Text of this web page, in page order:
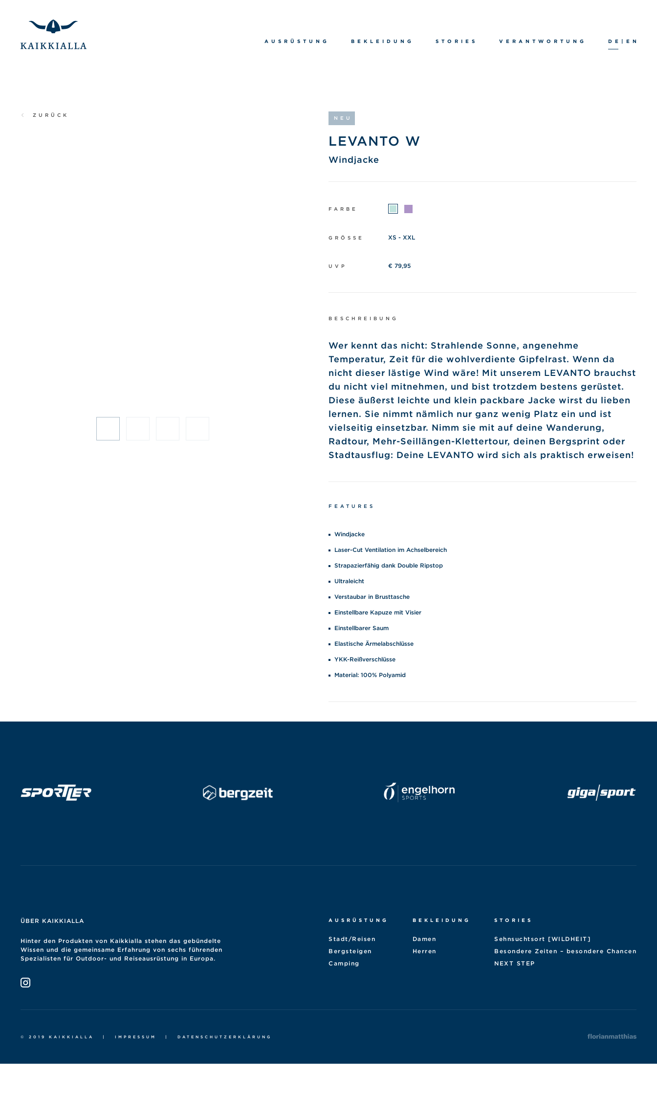
AUSRÜSTUNG BEKLEIDUNG STORIES VERANTWORTUNG DE | EN
ZURÜCK NEU
LEVANTO W
Windjacke
FARBE
GRÖSSE XS - XXL
UVP € 79,95
BESCHREIBUNG
Wer kennt das nicht: Strahlende Sonne, angenehme
Temperatur, Zeit für die wohlverdiente Gipfelrast. Wenn da
nicht dieser lästige Wind wäre! Mit unserem LEVANTO brauchst
du nicht viel mitnehmen, und bist trotzdem bestens gerüstet.
Diese äußerst leichte und klein packbare Jacke wirst du lieben
lernen. Sie nimmt nämlich nur ganz wenig Platz ein und ist
vielseitig einsetzbar. Nimm sie mit auf deine Wanderung,
Radtour, Mehr-Seillängen-Klettertour, deinen Bergsprint oder
Stadtausflug: Deine LEVANTO wird sich als praktisch erweisen!
FEATURES
Windjacke
Laser-Cut Ventilation im Achselbereich
Strapazierfähig dank Double Ripstop
Ultraleicht
Verstaubar in Brusttasche
Einstellbare Kapuze mit Visier
Einstellbarer Saum
Elastische Ärmelabschlüsse
YKK-Reißverschlüsse
Material: 100% Polyamid
ÜBER KAIKKIALLA
Hinter den Produkten von Kaikkialla stehen das gebündelte
Wissen und die gemeinsame Erfahrung von sechs führenden
Spezialisten für Outdoor- und Reiseausrüstung in Europa.
AUSRÜSTUNG
Stadt/Reisen
Bergsteigen
Camping
BEKLEIDUNG
Damen
Herren
STORIES
Sehnsuchtsort [WILDHEIT]
Besondere Zeiten – besondere Chancen
NEXT STEP
© 2019 KAIKKIALLA | IMPRESSUM | DATENSCHUTZERKLÄRUNG